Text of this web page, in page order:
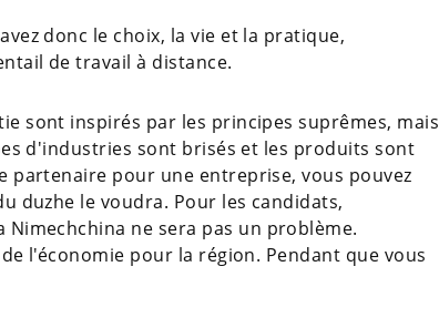
donc le choix, la vie et la pratique,
de travail à distance.
sont inspirés par les principes suprêmes, mais
d'industries sont brisés et les produits sont
partenaire pour une entreprise, vous pouvez
duzhe le voudra. Pour les candidats,
ne sera pas un problème.
l'économie pour la région. Pendant que vous